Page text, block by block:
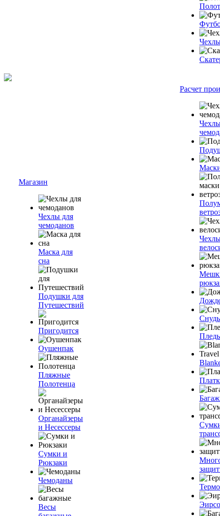
Магазин
Чехлы для
чемоданов
Маска для
сна
Подушки для
Путешествий
Пригодится
Оушенпак
Пляжные
Полотенца
Органайзеры
и Несессеры
Сумки и
Рюкзаки
Чемоданы
Весы
Расчет